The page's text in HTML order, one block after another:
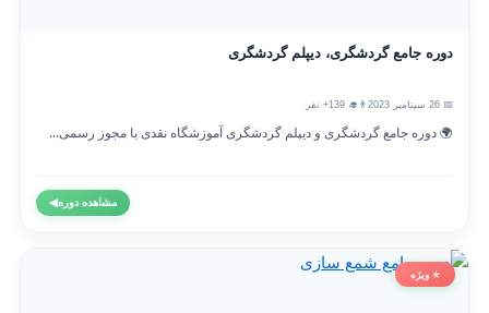
دوره جامع گردشگری، دیپلم گردشگری
👨‍🎓 139+ نفر
🌍 دوره جامع گردشگری و دیپلم گردشگری آموزشگاه نقدی با مجوز رسمی...
مشاهده دوره◀
⭐ ویژه